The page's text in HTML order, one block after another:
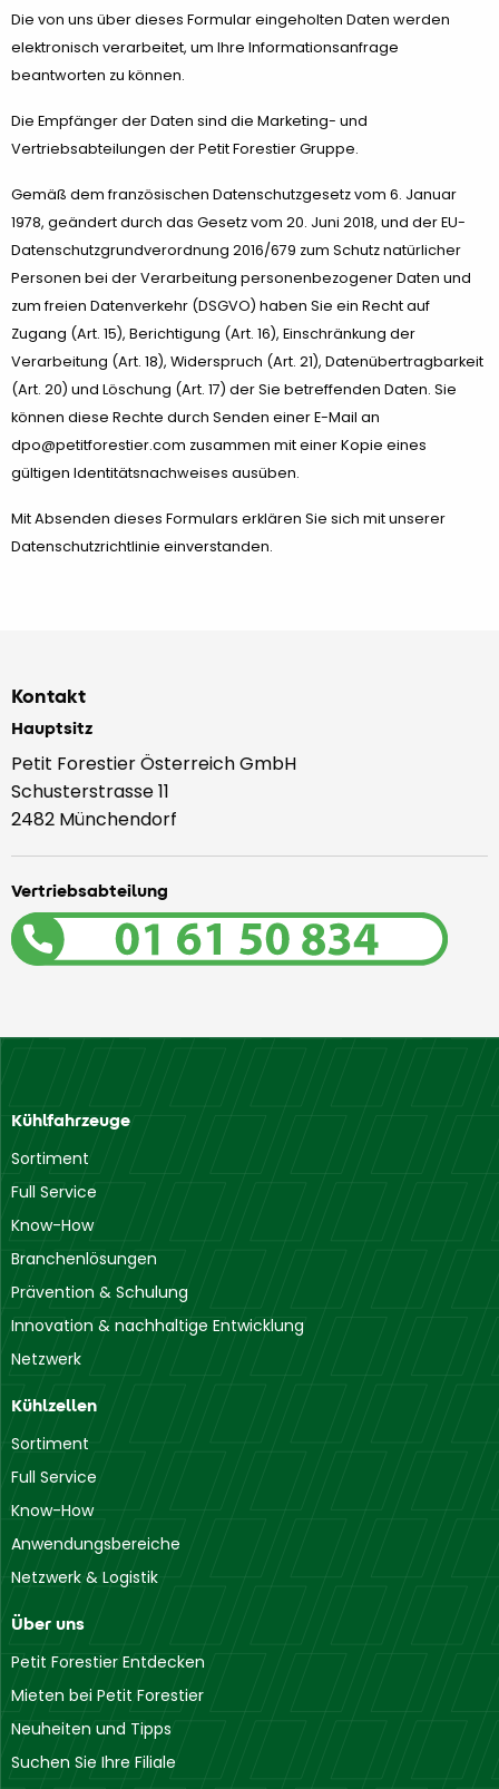
Kontakt
Hauptsitz
Petit Forestier Österreich GmbH
Schusterstrasse 11
2482 Münchendorf
Vertriebsabteilung
Die von uns über dieses Formular eingeholten Daten werden
elektronisch verarbeitet, um Ihre Informationsanfrage
beantworten zu können.
Die Empfänger der Daten sind die Marketing- und
Vertriebsabteilungen der Petit Forestier Gruppe.
Gemäß dem französischen Datenschutzgesetz vom 6. Januar
1978, geändert durch das Gesetz vom 20. Juni 2018, und der EU-
Datenschutzgrundverordnung 2016/679 zum Schutz natürlicher
Personen bei der Verarbeitung personenbezogener Daten und
zum freien Datenverkehr (DSGVO) haben Sie ein Recht auf
Zugang (Art. 15), Berichtigung (Art. 16), Einschränkung der
Verarbeitung (Art. 18), Widerspruch (Art. 21), Datenübertragbarkeit
(Art. 20) und Löschung (Art. 17) der Sie betreffenden Daten. Sie
können diese Rechte durch Senden einer E-Mail an
dpo@petitforestier.com zusammen mit einer Kopie eines
gültigen Identitätsnachweises ausüben.
Mit Absenden dieses Formulars erklären Sie sich mit unserer
Datenschutzrichtlinie einverstanden.
Kühlfahrzeuge
Sortiment
Full Service
Know-How
Branchenlösungen
Prävention & Schulung
Innovation & nachhaltige Entwicklung
Netzwerk
Kühlzellen
Sortiment
Full Service
Know-How
Anwendungsbereiche
Netzwerk & Logistik
Über uns
Petit Forestier Entdecken
Mieten bei Petit Forestier
Neuheiten und Tipps
Suchen Sie Ihre Filiale